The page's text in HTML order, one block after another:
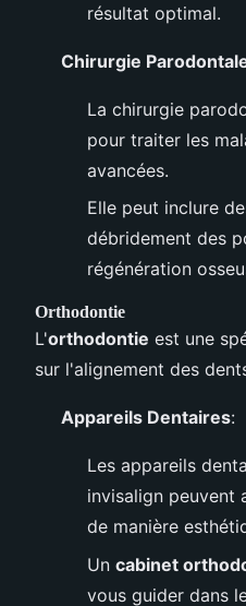
résultat optimal.
Chirurgie
La chirurgie
pour traiter les
avancées.
Elle peut inclure
débridement des
régénération
Orthodontie
L'orthodontie est une
sur l'alignement des
Appareils Dentaires:
Les appareils
invisalign peuvent
de manière
Un cabinet
vous guider dans